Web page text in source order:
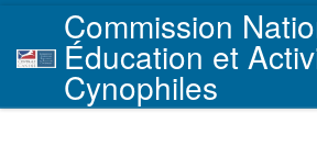
Skip to content
Commission
Éducation et
Cynophiles